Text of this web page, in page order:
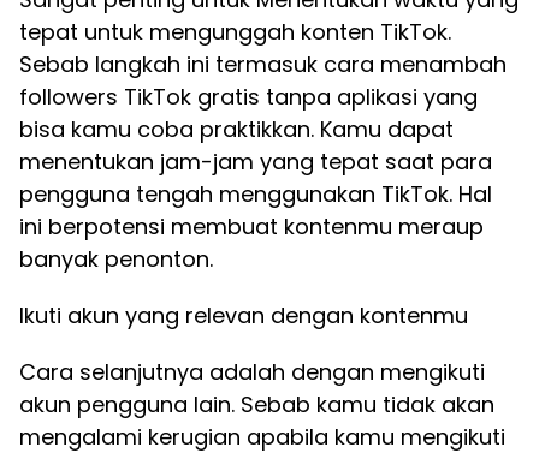
tepat untuk mengunggah konten TikTok.
Sebab langkah ini termasuk cara menambah
followers TikTok gratis tanpa aplikasi yang
bisa kamu coba praktikkan. Kamu dapat
menentukan jam-jam yang tepat saat para
pengguna tengah menggunakan TikTok. Hal
ini berpotensi membuat kontenmu meraup
banyak penonton.
Ikuti akun yang relevan dengan kontenmu
Cara selanjutnya adalah dengan mengikuti
akun pengguna lain. Sebab kamu tidak akan
mengalami kerugian apabila kamu mengikuti